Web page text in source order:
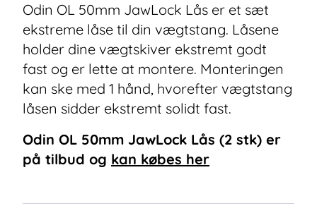
Odin OL 50mm JawLock Lås er et sæt
ekstreme låse til din vægtstang. Låsene
holder dine vægtskiver ekstremt godt
fast og er lette at montere. Monteringen
kan ske med 1 hånd, hvorefter vægtstang
låsen sidder ekstremt solidt fast.
Odin OL 50mm JawLock Lås (2 stk) er
på tilbud og kan købes her